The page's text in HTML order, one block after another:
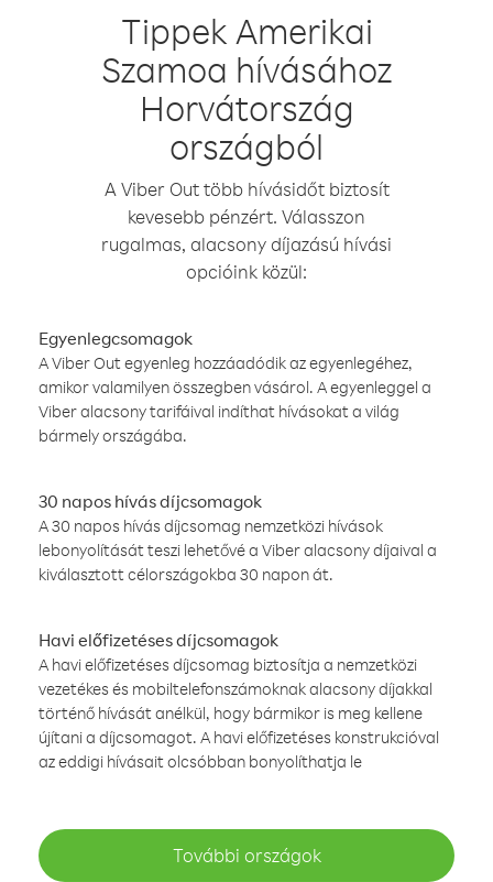
Tippek Amerikai
Szamoa hívásához
Horvátország
országból
A Viber Out több hívásidőt biztosít
kevesebb pénzért. Válasszon
rugalmas, alacsony díjazású hívási
opcióink közül:
Egyenlegcsomagok
A Viber Out egyenleg hozzáadódik az egyenlegéhez,
amikor valamilyen összegben vásárol. A egyenleggel a
Viber alacsony tarifáival indíthat hívásokat a világ
bármely országába.
30 napos hívás díjcsomagok
A 30 napos hívás díjcsomag nemzetközi hívások
lebonyolítását teszi lehetővé a Viber alacsony díjaival a
kiválasztott célországokba 30 napon át.
Havi előfizetéses díjcsomagok
A havi előfizetéses díjcsomag biztosítja a nemzetközi
vezetékes és mobiltelefonszámoknak alacsony díjakkal
történő hívását anélkül, hogy bármikor is meg kellene
újítani a díjcsomagot. A havi előfizetéses konstrukcióval
az eddigi hívásait olcsóbban bonyolíthatja le
További országok